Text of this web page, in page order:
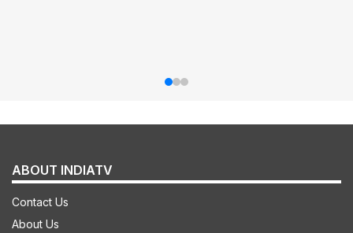
ABOUT INDIATV
Contact Us
About Us